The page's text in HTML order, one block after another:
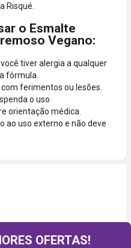
Risqué.
o Esmalte
Vegano:
tiver alergia a qualquer
fórmula.
ferimentos ou lesões.
o uso
orientação médica.
ao uso externo e não deve
OFERTAS!